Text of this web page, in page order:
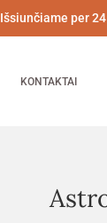
Išsiunčiame per
KONTAKTAI